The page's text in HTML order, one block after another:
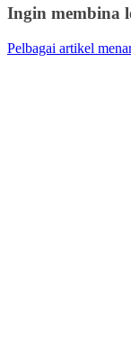
Ingin membina
Pelbagai artikel